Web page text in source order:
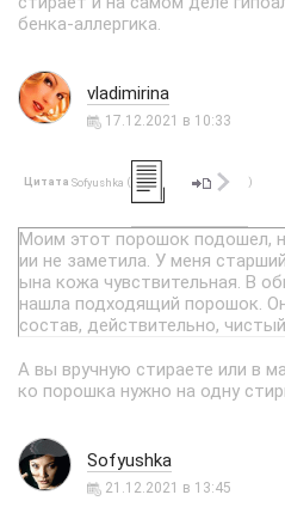
бенка-аллергика.
vladimirina
17.12.2021 в 10:33
Цитата Sofyushka ( )
Моим этот порошок подошел,
ии не заметила. У меня
ына кожа чувствительная. В
нашла подходящий порошок.
состав, действительно,
А вы вручную стираете или в
ко порошка нужно на одну
Sofyushka
21.12.2021 в 13:45